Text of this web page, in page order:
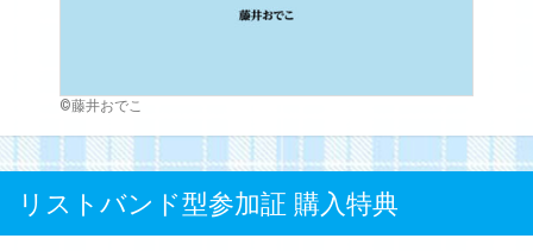
©藤井おでこ
リストバンド型参加証 購入特典